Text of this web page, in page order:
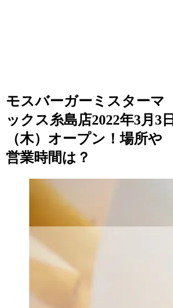
モスバーガーミスターマ
ックス糸島店2022年3月3日
（木）オープン！場所や
営業時間は？